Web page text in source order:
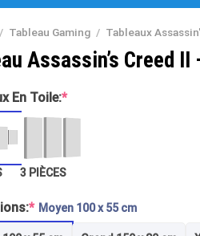
/ Tableau Gaming / Tableaux
Assassin’s Creed
En Toile:*
3 PIÈCES
* Moyen 100 x 55 cm